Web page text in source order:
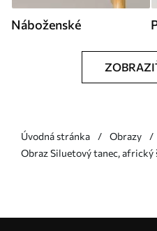
Náboženské
Úvodná stránka Obrazy
Obraz Siluetový tanec, africký